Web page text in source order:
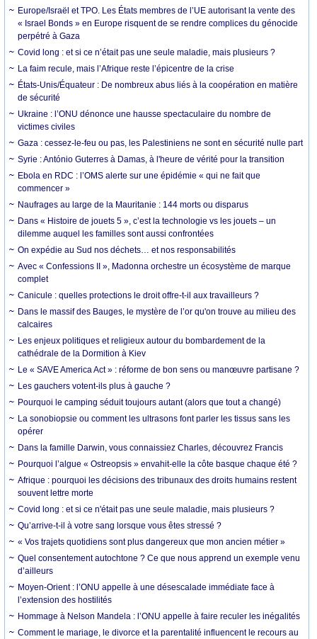
Europe/Israël et TPO. Les États membres de l’UE autorisant la vente des
« Israel Bonds » en Europe risquent de se rendre complices du génocide
perpétré à Gaza
Covid long : et si ce n’était pas une seule maladie, mais plusieurs ?
La faim recule, mais l’Afrique reste l’épicentre de la crise
États-Unis/Équateur : De nombreux abus liés à la coopération en matière
de sécurité
Ukraine : l’ONU dénonce une hausse spectaculaire du nombre de
victimes civiles
Gaza : cessez-le-feu ou pas, les Palestiniens ne sont en sécurité nulle part
Syrie : António Guterres à Damas, à l'heure de vérité pour la transition
Ebola en RDC : l’OMS alerte sur une épidémie « qui ne fait que
commencer »
Naufrages au large de la Mauritanie : 144 morts ou disparus
Dans « Histoire de jouets 5 », c’est la technologie vs les jouets – un
dilemme auquel les familles sont aussi confrontées
On expédie au Sud nos déchets… et nos responsabilités
Avec « Confessions II », Madonna orchestre un écosystème de marque
complet
Canicule : quelles protections le droit offre-t-il aux travailleurs ?
Dans le massif des Bauges, le mystère de l’or qu'on trouve au milieu des
calcaires
Les enjeux politiques et religieux autour du bombardement de la
cathédrale de la Dormition à Kiev
Le « SAVE America Act » : réforme de bon sens ou manœuvre partisane ?
Les gauchers votent-ils plus à gauche ?
Pourquoi le camping séduit toujours autant (alors que tout a changé)
La sonobiopsie ou comment les ultrasons font parler les tissus sans les
opérer
Dans la famille Darwin, vous connaissiez Charles, découvrez Francis
Pourquoi l’algue « Ostreopsis » envahit-elle la côte basque chaque été ?
Afrique : pourquoi les décisions des tribunaux des droits humains restent
souvent lettre morte
Covid long : et si ce n'était pas une seule maladie, mais plusieurs ?
Qu’arrive-t-il à votre sang lorsque vous êtes stressé ?
« Vos trajets quotidiens sont plus dangereux que mon ancien métier »
Quel consentement autochtone ? Ce que nous apprend un exemple venu
d’ailleurs
Moyen-Orient : l’ONU appelle à une désescalade immédiate face à
l’extension des hostilités
Hommage à Nelson Mandela : l’ONU appelle à faire reculer les inégalités
Comment le mariage, le divorce et la parentalité influencent le recours au